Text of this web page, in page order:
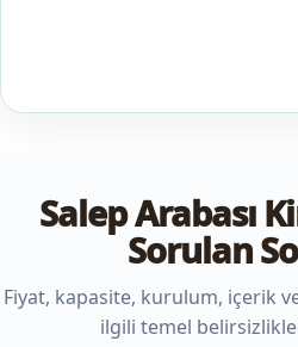
Salep Arabası
Sorulan
Fiyat, kapasite, kurulum, içerik
ilgili temel